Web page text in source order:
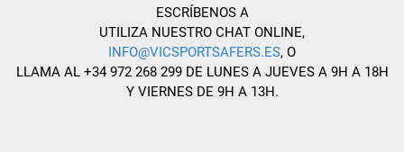
ESCRÍBENOS A
UTILIZA NUESTRO CHAT ONLINE,
INFO@VICSPORTSAFERS.ES, O
LLAMA AL +34 972 268 299 DE LUNES A JUEVES A 9H A 18H
Y VIERNES DE 9H A 13H.